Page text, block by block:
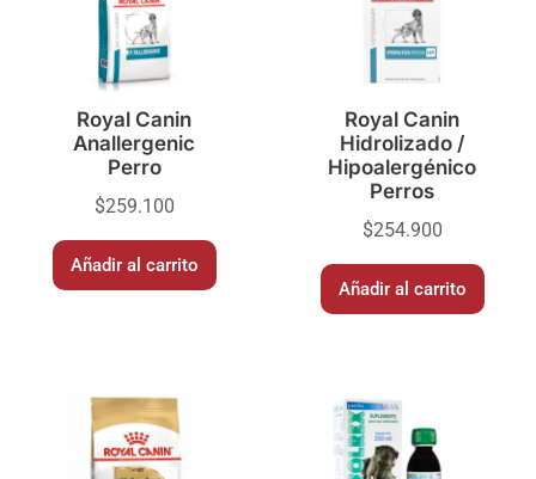
Royal Canin
Anallergenic
Perro
$259.100
Añadir al carrito
Royal Canin
Hidrolizado /
Hipoalergénico
Perros
$254.900
Añadir al carrito